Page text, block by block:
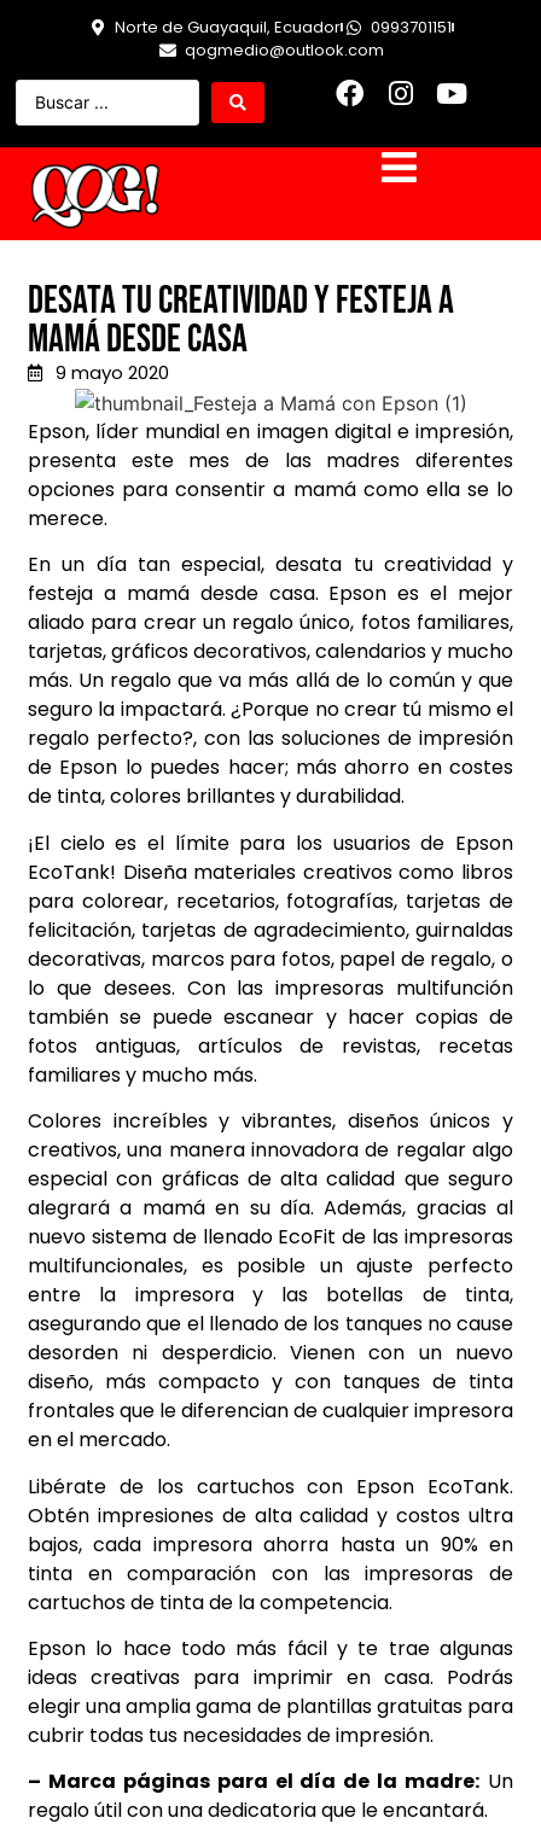
Norte de Guayaquil, Ecuador
0993701151
qogmedio@outlook.com
Desata tu creatividad y festeja a
mamá desde casa
9 mayo 2020
Epson, líder mundial en imagen digital e impresión,
presenta este mes de las madres diferentes
opciones para consentir a mamá como ella se lo
merece.
En un día tan especial, desata tu creatividad y
festeja a mamá desde casa. Epson es el mejor
aliado para crear un regalo único, fotos familiares,
tarjetas, gráficos decorativos, calendarios y mucho
más. Un regalo que va más allá de lo común y que
seguro la impactará. ¿Porque no crear tú mismo el
regalo perfecto?, con las soluciones de impresión
de Epson lo puedes hacer; más ahorro en costes
de tinta, colores brillantes y durabilidad.
¡El cielo es el límite para los usuarios de Epson
EcoTank! Diseña materiales creativos como libros
para colorear, recetarios, fotografías, tarjetas de
felicitación, tarjetas de agradecimiento, guirnaldas
decorativas, marcos para fotos, papel de regalo, o
lo que desees. Con las impresoras multifunción
también se puede escanear y hacer copias de
fotos antiguas, artículos de revistas, recetas
familiares y mucho más.
Colores increíbles y vibrantes, diseños únicos y
creativos, una manera innovadora de regalar algo
especial con gráficas de alta calidad que seguro
alegrará a mamá en su día. Además, gracias al
nuevo sistema de llenado EcoFit de las impresoras
multifuncionales, es posible un ajuste perfecto
entre la impresora y las botellas de tinta,
asegurando que el llenado de los tanques no cause
desorden ni desperdicio. Vienen con un nuevo
diseño, más compacto y con tanques de tinta
frontales que le diferencian de cualquier impresora
en el mercado.
Libérate de los cartuchos con Epson EcoTank.
Obtén impresiones de alta calidad y costos ultra
bajos, cada impresora ahorra hasta un 90% en
tinta en comparación con las impresoras de
cartuchos de tinta de la competencia.
Epson lo hace todo más fácil y te trae algunas
ideas creativas para imprimir en casa. Podrás
elegir una amplia gama de plantillas gratuitas para
cubrir todas tus necesidades de impresión.
– Marca páginas para el día de la madre: Un
regalo útil con una dedicatoria que le encantará.